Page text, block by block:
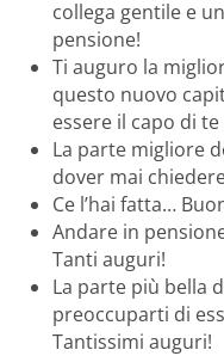
collega gentile e
pensione!
Ti auguro la
questo nuovo
essere il capo di te
La parte migliore
dover mai
Ce l’hai fatta…
Andare in
Tanti auguri!
La parte più bella
preoccuparti di
Tantissimi auguri!